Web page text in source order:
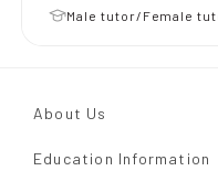
Male tutor/Female
About Us
Education Information